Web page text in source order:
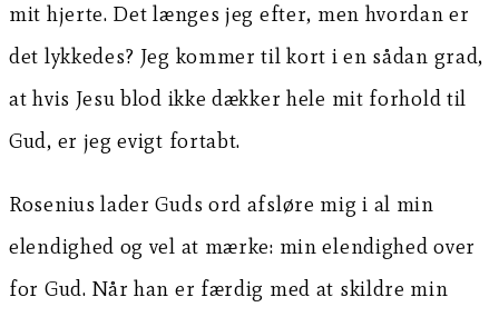
mit hjerte. Det længes jeg efter, men hvordan er
det lykkedes? Jeg kommer til kort i en sådan grad,
at hvis Jesu blod ikke dækker hele mit forhold til
Gud, er jeg evigt fortabt.
Rosenius lader Guds ord afsløre mig i al min
elendighed og vel at mærke: min elendighed over
for Gud. Når han er færdig med at skildre min